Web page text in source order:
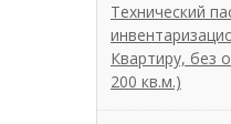
Технический
Квартиру, без
200 кв.м.)